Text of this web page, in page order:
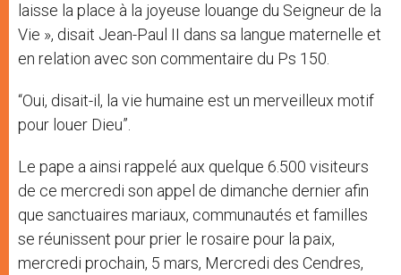
laisse la place à la joyeuse louange du Seigneur de la
Vie », disait Jean-Paul II dans sa langue maternelle et
en relation avec son commentaire du Ps 150.
“Oui, disait-il, la vie humaine est un merveilleux motif
pour louer Dieu”.
Le pape a ainsi rappelé aux quelque 6.500 visiteurs
de ce mercredi son appel de dimanche dernier afin
que sanctuaires mariaux, communautés et familles
se réunissent pour prier le rosaire pour la paix,
mercredi prochain, 5 mars, Mercredi des Cendres,